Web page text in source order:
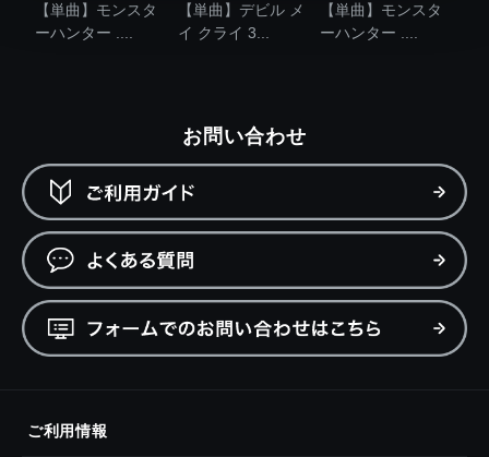
【単曲】モンスタ
ーハンター ....
【単曲】デビル メ
イ クライ 3...
【単曲】モンスタ
ーハンター ....
お問い合わせ
ご利用情報